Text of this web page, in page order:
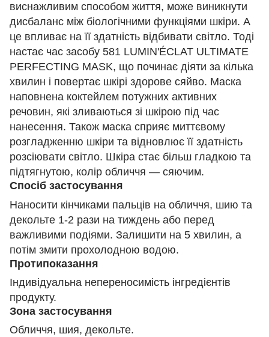
виснажливим способом життя, може виникнути
дисбаланс між біологічними функціями шкіри. А
це впливає на її здатність відбивати світло. Тоді
настає час засобу 581 LUMIN'ÉCLAT ULTIMATE
PERFECTING MASK, що починає діяти за кілька
хвилин і повертає шкірі здорове сяйво. Маска
наповнена коктейлем потужних активних
речовин, які зливаються зі шкірою під час
нанесення. Також маска сприяє миттєвому
розгладженню шкіри та відновлює її здатність
розсіювати світло. Шкіра стає більш гладкою та
підтягнутою, колір обличчя — сяючим.
Спосіб застосування
Наносити кінчиками пальців на обличчя, шию та
декольте 1-2 рази на тиждень або перед
важливими подіями. Залишити на 5 хвилин, а
потім змити прохолодною водою.
Протипоказання
Індивідуальна непереносимість інгредієнтів
продукту.
Зона застосування
Обличчя, шия, декольте.